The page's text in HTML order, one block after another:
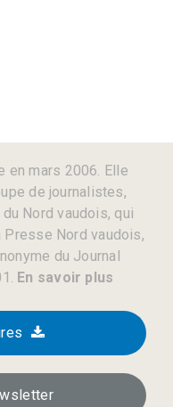
en mars 2006. Elle
de journalistes,
Nord vaudois, qui
Nord vaudois,
du Journal
En savoir plus